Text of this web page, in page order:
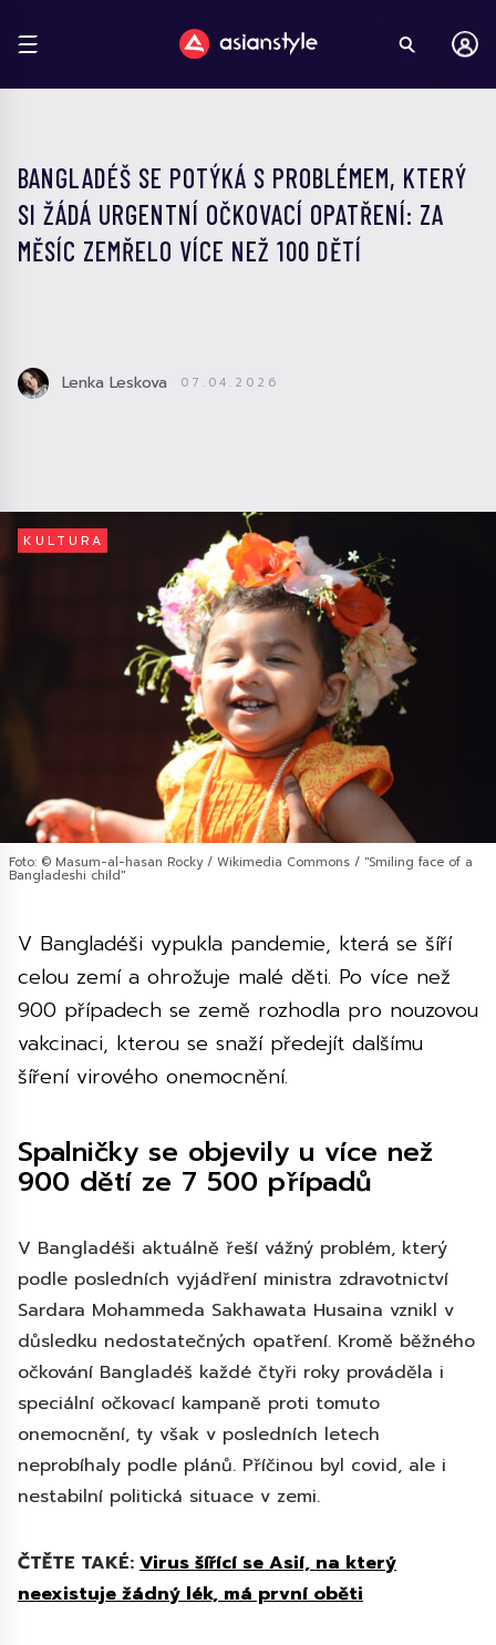
BANGLADÉŠ SE POTÝKÁ S PROBLÉMEM, KTERÝ
SI ŽÁDÁ URGENTNÍ OČKOVACÍ OPATŘENÍ: ZA
MĚSÍC ZEMŘELO VÍCE NEŽ 100 DĚTÍ
Lenka Leskova 07.04.2026
KULTURA
Foto: © Masum-al-hasan Rocky / Wikimedia Commons / "Smiling face of a
Bangladeshi child"
V Bangladéši vypukla pandemie, která se šíří
celou zemí a ohrožuje malé děti. Po více než
900 případech se země rozhodla pro nouzovou
vakcinaci, kterou se snaží předejít dalšímu
šíření virového onemocnění.
Spalničky se objevily u více než
900 dětí ze 7 500 případů
V Bangladéši aktuálně řeší vážný problém, který
podle posledních vyjádření ministra zdravotnictví
Sardara Mohammeda Sakhawata Husaina vznikl v
důsledku nedostatečných opatření. Kromě běžného
očkování Bangladéš každé čtyři roky prováděla i
speciální očkovací kampaně proti tomuto
onemocnění, ty však v posledních letech
neprobíhaly podle plánů. Příčinou byl covid, ale i
nestabilní politická situace v zemi.
ČTĚTE TAKÉ: Virus šířící se Asií, na který
neexistuje žádný lék, má první oběti